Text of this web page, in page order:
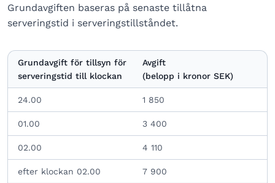
Grundavgiften baseras på senaste tillåtna
serveringstid i serveringstillståndet.
Grundavgift för tillsyn för
serveringstid till klockan
Avgift
(belopp i kronor SEK)
24.00 1 850
01.00 3 400
02.00 4 110
efter klockan 02.00 7 900